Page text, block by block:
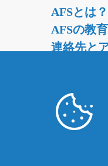
AFSとは？
AFSの教
連絡先と